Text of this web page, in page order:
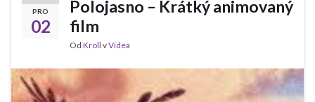
PRO
02
Polojasno – Krátký animovaný
film
Od Kroll vVidea